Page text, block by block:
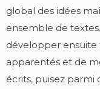
global des idées
ensemble de
développer
apparentés et de
écrits, puisez parmi